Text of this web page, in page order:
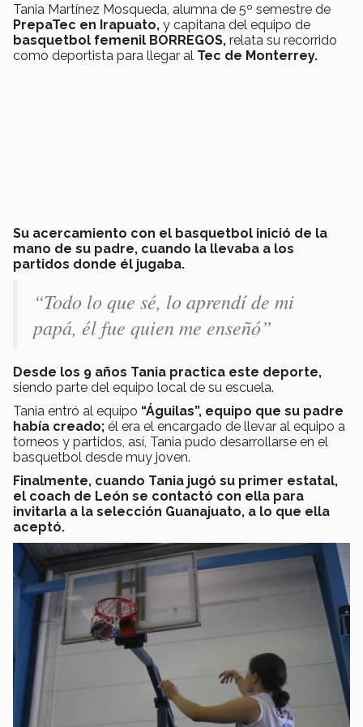
Tania Martínez Mosqueda, alumna de 5º semestre de
PrepaTec en Irapuato, y capitana del equipo de
basquetbol femenil BORREGOS, relata su recorrido
como deportista para llegar al Tec de Monterrey.
Su acercamiento con el basquetbol inició de la
mano de su padre, cuando la llevaba a los
partidos donde él jugaba.
“Todo lo que sé, lo aprendí de mi
papá, él fue quien me enseñó”
Desde los 9 años Tania practica este deporte,
siendo parte del equipo local de su escuela.
Tania entró al equipo “Águilas”, equipo que su padre
había creado; él era el encargado de llevar al equipo a
torneos y partidos, así, Tania pudo desarrollarse en el
basquetbol desde muy joven.
Finalmente, cuando Tania jugó su primer estatal,
el coach de León se contactó con ella para
invitarla a la selección Guanajuato, a lo que ella
aceptó.